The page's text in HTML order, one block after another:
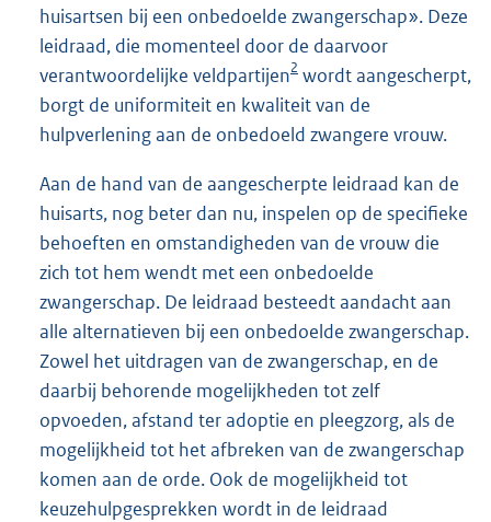
huisartsen bij een onbedoelde zwangerschap». Deze
leidraad, die momenteel door de daarvoor
verantwoordelijke veldpartijen2 wordt aangescherpt,
borgt de uniformiteit en kwaliteit van de
hulpverlening aan de onbedoeld zwangere vrouw.
Aan de hand van de aangescherpte leidraad kan de
huisarts, nog beter dan nu, inspelen op de specifieke
behoeften en omstandigheden van de vrouw die
zich tot hem wendt met een onbedoelde
zwangerschap. De leidraad besteedt aandacht aan
alle alternatieven bij een onbedoelde zwangerschap.
Zowel het uitdragen van de zwangerschap, en de
daarbij behorende mogelijkheden tot zelf
opvoeden, afstand ter adoptie en pleegzorg, als de
mogelijkheid tot het afbreken van de zwangerschap
komen aan de orde. Ook de mogelijkheid tot
keuzehulpgesprekken wordt in de leidraad